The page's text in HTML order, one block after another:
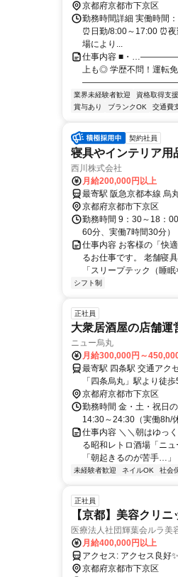
京都府京都市下京区
勤務時間詳細 実働時間
⏰日勤/8:00～17:00 ⏰
場により...
仕事内容 ■・
上も◎ 学歴不問！運転
――――――――――――――…
業界未経験者歓迎 資格取得支
賞与あり
ブランクOK 交通費
契約社員
寝具やインテリア用
西川株式会社
月給200,000円以上
最寄駅 阪急京都本線 烏
京都府京都市下京区
勤務時間 9：30～18：
60分、実働7時間30分
仕事内容 お客様の「快
るお仕事です。 老舗寝
「スリープテック（睡
シフト制
正社員
大衆居酒屋の店舗運
ニュー烏丸
月給300,000円～
最寄駅 四条駅 交通アクセス 京都市営地下鉄烏丸線 「四条」駅より徒歩1分 阪急
「四条烏丸」駅より徒
京都府京都市下京区
勤務時間 金・土・祝日
14:30～24:30（実働8h/
仕事内容 ＼＼朝はゆっ
る昭和レトロ酒場「ニ
「朝起きるのが苦手…」
未経験者歓迎 ネイルOK 社会
正社員
【京都】美容クリ
医療法人社団輝葉会ルラ美
月給400,000円以上
アクセス: アクセ
京都府京都市下京区